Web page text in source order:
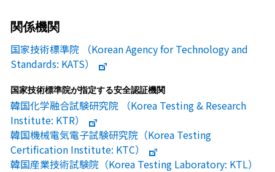
関係機関
国家技術標準院 （Korean Agency for Technology and
Standards: KATS）
国家技術標準院が指定する安全認証機関
韓国化学融合試験研究院 （Korea Testing & Research
Institute: KTR）
韓国機械電気電子試験研究院（Korea Testing
Certification Institute: KTC）
韓国産業技術試験院（Korea Testing Laboratory: KTL）